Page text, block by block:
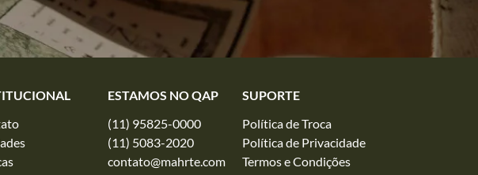
ESTAMOS NO QAP
(11) 95825-0000
(11) 5083-2020
contato@mahrte.com
SUPORTE
Política de Troca
Política de Privacidade
Termos e Condições